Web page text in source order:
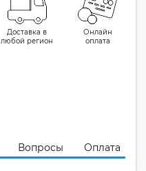
Доставка в
любой регион
Онлайн
оплата
Вопросы Оплата